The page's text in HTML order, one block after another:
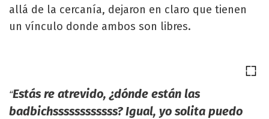
allá de la cercanía, dejaron en claro que tienen
un vínculo donde ambos son libres.
“Estás re atrevido, ¿dónde están las
badbichssssssssssss? Igual, yo solita puedo